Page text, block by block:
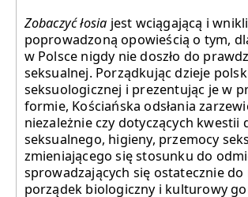
Zobaczyć łosia jest wciągającą i
poprowadzoną opowieścią o tym,
w Polsce nigdy nie doszło do
seksualnej. Porządkując dzieje
seksuologicznej i prezentując je w
formie, Kościańska odsłania
niezależnie czy dotyczących kwestii
seksualnego, higieny, przemocy
zmieniającego się stosunku do
sprowadzających się ostatecznie do
porządek biologiczny i kulturowy